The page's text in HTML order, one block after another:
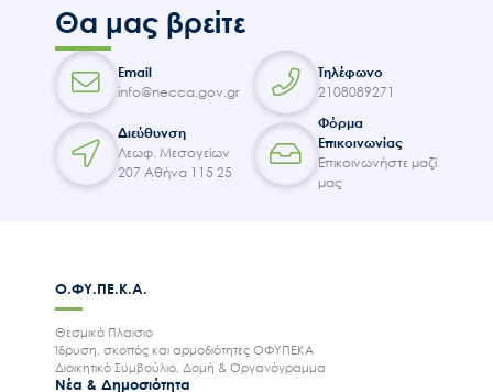
Θα μας βρείτε
Email
info@necca.gov.gr
Τηλέφωνο
2108089271
Διεύθυνση
Λεωφ. Μεσογείων
207 Αθήνα 115 25
Φόρμα
Επικοινωνίας
Επικοινωνήστε μαζί
μας
Ο.ΦΥ.ΠΕ.Κ.Α.
Θεσμικό Πλαισιο
Ίδρυση, σκοπός και αρμοδιότητες ΟΦΥΠΕΚΑ
Διοικητικό Συμβούλιο, Δομή & Οργανόγραμμα
Νέα & Δημοσιότητα